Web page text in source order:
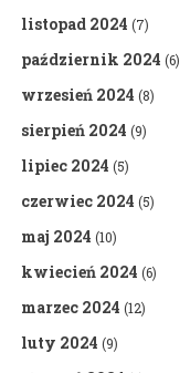
listopad 2024 (7)
październik 2024 (6)
wrzesień 2024 (8)
sierpień 2024 (9)
lipiec 2024 (5)
czerwiec 2024 (5)
maj 2024 (10)
kwiecień 2024 (6)
marzec 2024 (12)
luty 2024 (9)